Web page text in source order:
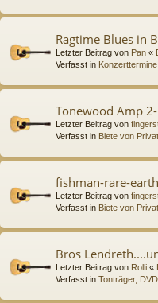
Ragtime Blues in
Letzter Beitrag von Pan «
Verfasst in Konzerttermine
Tonewood Amp
Letzter Beitrag von
Verfasst in Biete von Privat
fishman-rare-
Letzter Beitrag von
Verfasst in Biete von Privat
Bros
Letzter Beitrag von Rolli «
Verfasst in Tonträger,